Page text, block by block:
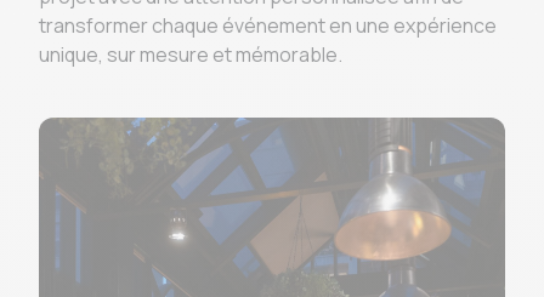
transformer chaque événement en une expérience
unique, sur mesure et mémorable.